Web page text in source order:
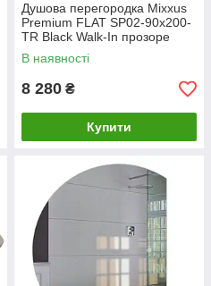
Душова перегородка Mixxus
Premium FLAT SP02-90x200-
TR Black Walk-In прозоре
скло 8 мм (MI6855)
В наявності
8 280 ₴
Купити